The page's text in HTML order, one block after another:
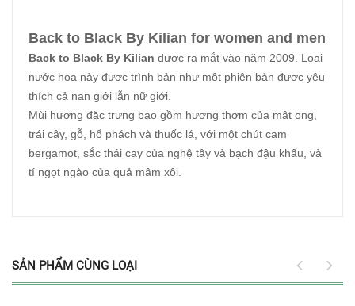
Back to Black By Kilian for women and men
Back to Black By Kilian được ra mắt vào năm 2009. Loại
nước hoa này được trình bản như một phiên bản được yêu
thích cả nan giới lẫn nữ giới.
Mùi hương đặc trưng bao gồm hương thơm của mật ong,
trái cây, gỗ, hổ phách và thuốc lá, với một chút cam
bergamot, sắc thái cay của nghệ tây và bạch đậu khấu, và
tí ngọt ngào của quả mâm xôi.
SẢN PHẨM CÙNG LOẠI